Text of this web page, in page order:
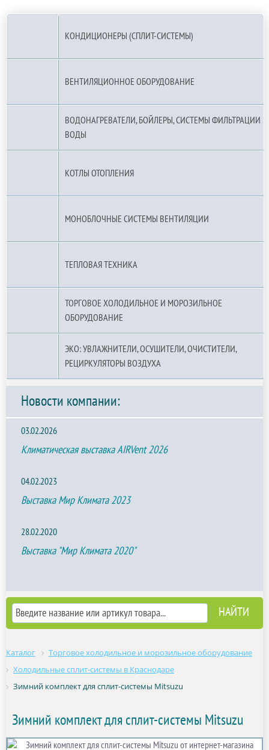
КОНДИЦИОНЕРЫ (СПЛИТ-СИСТЕМЫ)
ВЕНТИЛЯЦИОННОЕ ОБОРУДОВАНИЕ
ВОДОНАГРЕВАТЕЛИ, БОЙЛЕРЫ, СИСТЕМЫ ФИЛЬТРАЦИИ
ВОДЫ
КОТЛЫ ОТОПЛЕНИЯ
МОНОБЛОЧНЫЕ СИСТЕМЫ ВЕНТИЛЯЦИИ
ТЕПЛОВАЯ ТЕХНИКА
ТОРГОВОЕ ХОЛОДИЛЬНОЕ И МОРОЗИЛЬНОЕ
ОБОРУДОВАНИЕ
ЭКО: УВЛАЖНИТЕЛИ, ОСУШИТЕЛИ, ОЧИСТИТЕЛИ,
РЕЦИРКУЛЯТОРЫ ВОЗДУХА
Новости компании:
03.02.2026
Климатическая выставка AIRVent 2026
04.02.2023
Выставка Мир Климата 2023
28.02.2020
Выставка "Мир Климата 2020"
Каталог
Торговое холодильное и морозильное оборудование
Холодильные сплит-системы в Краснодаре
Зимний комплект для сплит-системы Mitsuzu
Зимний комплект для сплит-системы Mitsuzu